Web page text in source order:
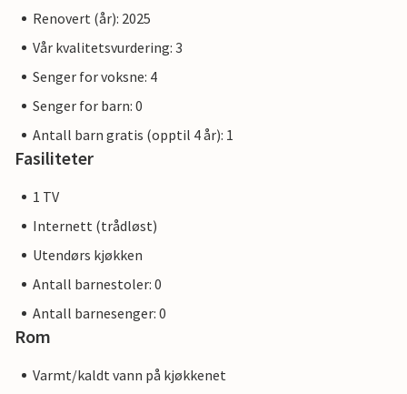
Renovert (år): 2025
Vår kvalitetsvurdering: 3
Senger for voksne: 4
Senger for barn: 0
Antall barn gratis (opptil 4 år): 1
Fasiliteter
1 TV
Internett (trådløst)
Utendørs kjøkken
Antall barnestoler: 0
Antall barnesenger: 0
Rom
Varmt/kaldt vann på kjøkkenet